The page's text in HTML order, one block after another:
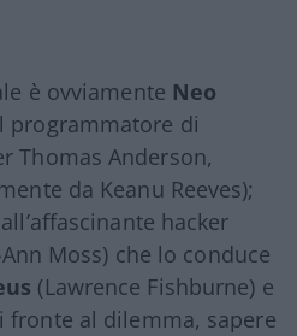
è ovviamente Neo
programmatore di
Thomas Anderson,
da Keanu Reeves);
hacker
Moss) che lo conduce
(Lawrence Fishburne) e
fronte al dilemma, sapere